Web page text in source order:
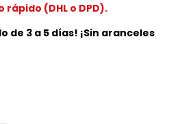
(DHL o DPD).
de 3 a 5 días! ¡Sin aranceles